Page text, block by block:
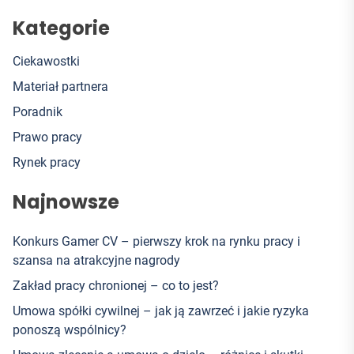
Kategorie
Ciekawostki
Materiał partnera
Poradnik
Prawo pracy
Rynek pracy
Najnowsze
Konkurs Gamer CV – pierwszy krok na rynku pracy i
szansa na atrakcyjne nagrody
Zakład pracy chronionej – co to jest?
Umowa spółki cywilnej – jak ją zawrzeć i jakie ryzyka
ponoszą wspólnicy?